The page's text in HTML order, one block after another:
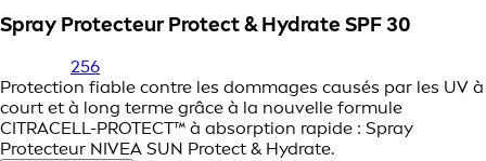
Spray Protecteur Protect & Hydrate SPF 30
256
Protection fiable contre les dommages causés par les UV à
court et à long terme grâce à la nouvelle formule
CITRACELL-PROTECT™ à absorption rapide : Spray
Protecteur NIVEA SUN Protect & Hydrate.